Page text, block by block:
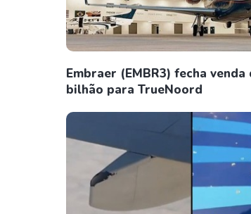
Embraer (EMBR3) fecha venda
bilhão para TrueNoord